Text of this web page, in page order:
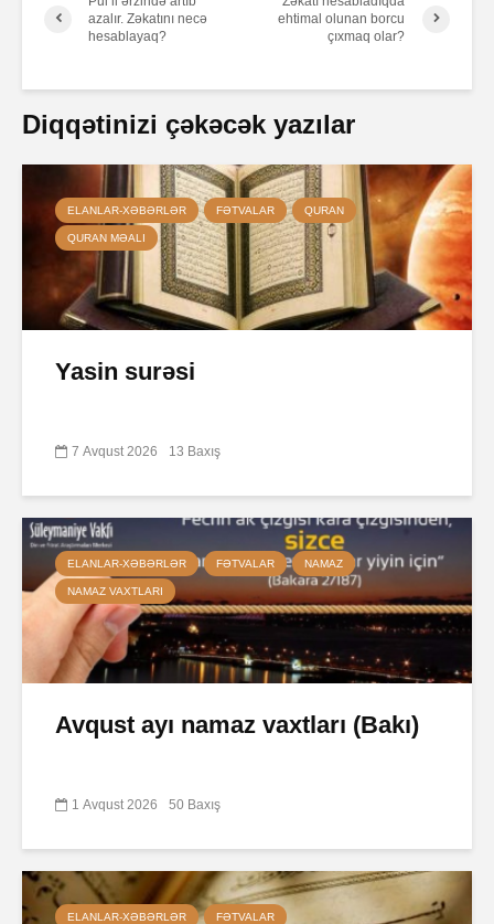
azalır. Zəkatını necə
hesablayaq?
ehtimal olunan borcu
çıxmaq olar?
Diqqətinizi çəkəcək yazılar
ELANLAR-XƏBƏRLƏR FƏTVALAR QURAN
QURAN MƏALI
Yasin surəsi
7 Avqust 2026 13 Baxış
ELANLAR-XƏBƏRLƏR FƏTVALAR NAMAZ
NAMAZ VAXTLARI
Avqust ayı namaz vaxtları (Bakı)
1 Avqust 2026 50 Baxış
ELANLAR-XƏBƏRLƏR FƏTVALAR